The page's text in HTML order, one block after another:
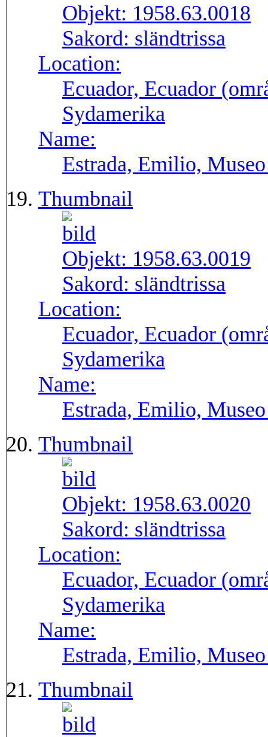
Objekt: 1958.63.0018
Sakord: sländtrissa
Location:
Ecuador, Ecuador
Sydamerika
Name:
Estrada, Emilio,
Thumbnail
Objekt: 1958.63.0019
Sakord: sländtrissa
Location:
Ecuador, Ecuador
Sydamerika
Name:
Estrada, Emilio,
Thumbnail
Objekt: 1958.63.0020
Sakord: sländtrissa
Location:
Ecuador, Ecuador
Sydamerika
Name:
Estrada, Emilio,
Thumbnail